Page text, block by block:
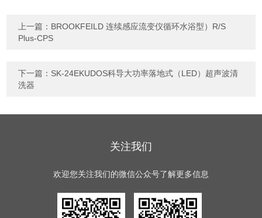
上一篇： BROOKFEILD 连续感应流变仪循环水浴型）R/S
Plus-CPS
下一篇： SK-24EKUDOS科导大功率落地式（LED）超声波清
洗器
关注我们
欢迎您关注我们的微信公众号了解更多信息